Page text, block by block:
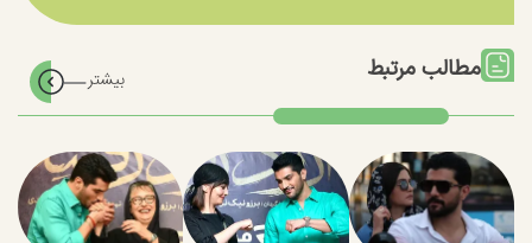
مطالب مرتبط